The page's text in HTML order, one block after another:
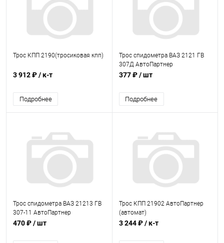
Трос КПП 2190(тросиковая кпп)
3 912 ₽/ к-т
Подробнее
Трос спидометра ВАЗ 2121 ГВ
307Д АвтоПартнер
377 ₽/ шт
Подробнее
Трос спидометра ВАЗ 21213 ГВ
307-11 АвтоПартнер
470 ₽/ шт
Трос КПП 21902 АвтоПартнер
(автомат)
3 244 ₽/ к-т